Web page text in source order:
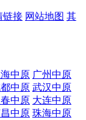
链接 网站地图 其
海中原 广州中原
中原 武汉中原
中原 大连中原
中原 珠海中原